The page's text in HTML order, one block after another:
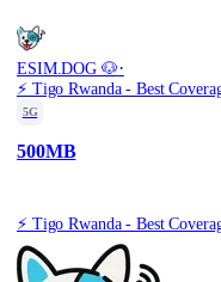
ESIM.DOG 🐶·
⚡️ Tigo Rwanda - Best
5G
500MB